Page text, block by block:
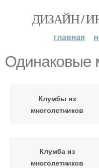
ДИЗАЙН /
главная
Одинаковые
Клумбы из
многолетников
Клумба из
многолетников